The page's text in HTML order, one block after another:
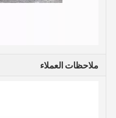
ملاحظات العملاء